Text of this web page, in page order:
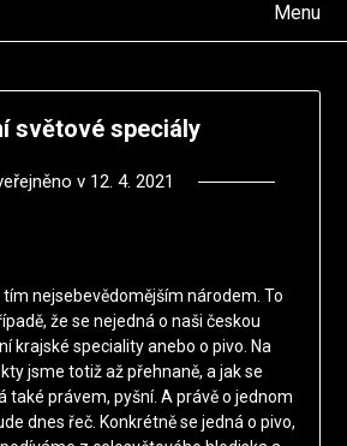
Menu
světové speciály
v 12. 4. 2021
nejsebevědomějším národem. To
že se nejedná o naši českou
krajské speciality anebo o pivo. Na
jsme totiž až přehnaně, a jak se
také právem, pyšní. A právě o jednom
dnes řeč. Konkrétně se jedná o pivo,